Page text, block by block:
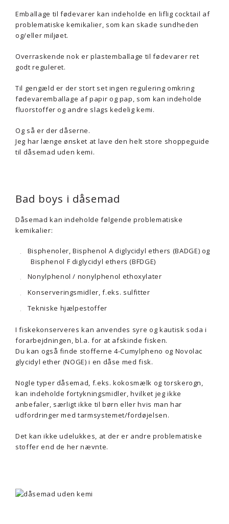
Emballage til fødevarer kan indeholde en liflig cocktail af
problematiske kemikalier, som kan skade sundheden
og/eller miljøet.
Overraskende nok er plastemballage til fødevarer ret
godt reguleret.
Til gengæld er der stort set ingen regulering omkring
fødevaremballage af papir og pap, som kan indeholde
fluorstoffer og andre slags kedelig kemi.
Og så er der dåserne.
Jeg har længe ønsket at lave den helt store shoppeguide
til dåsemad uden kemi.
Bad boys i dåsemad
Dåsemad kan indeholde følgende problematiske
kemikalier:
Bisphenoler, Bisphenol A diglycidyl ethers (BADGE) og
Bisphenol F diglycidyl ethers (BFDGE)
Nonylphenol / nonylphenol ethoxylater
Konserveringsmidler, f.eks. sulfitter
Tekniske hjælpestoffer
I fiskekonserveres kan anvendes syre og kautisk soda i
forarbejdningen, bl.a. for at afskinde fisken.
Du kan også finde stofferne 4-Cumylpheno og Novolac
glycidyl ether (NOGE) i en dåse med fisk.
Nogle typer dåsemad, f.eks. kokosmælk og torskerogn,
kan indeholde fortykningsmidler, hvilket jeg ikke
anbefaler, særligt ikke til børn eller hvis man har
udfordringer med tarmsystemet/fordøjelsen.
Det kan ikke udelukkes, at der er andre problematiske
stoffer end de her nævnte.